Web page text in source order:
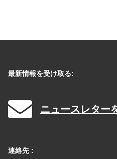
最新情報を受け取る:
ニュースレター
連絡先 :